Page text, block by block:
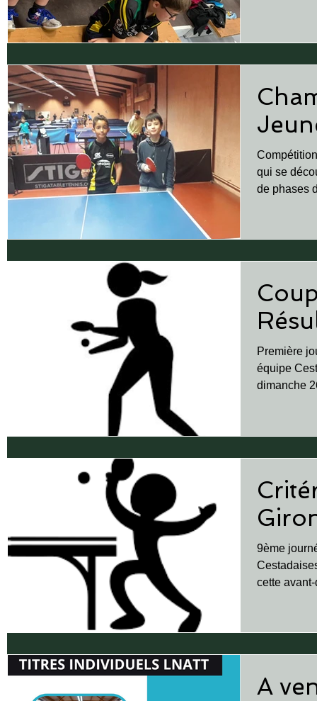
qui se
de phases
Première
équipe
dimanche
9ème
cette
A